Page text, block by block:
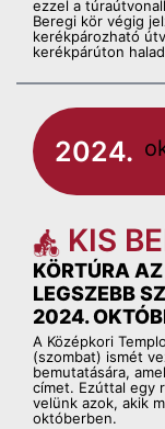
ezzel a
Beregi kör végig
kerékpározható
kerékpárúton
2024.
KIS
KÖRTÚRA
LEGSZEBB
2024.
A Középkori
(szombat) ismét
bemutatására,
címet. Ezúttal egy
velünk azok, akik
októberben.